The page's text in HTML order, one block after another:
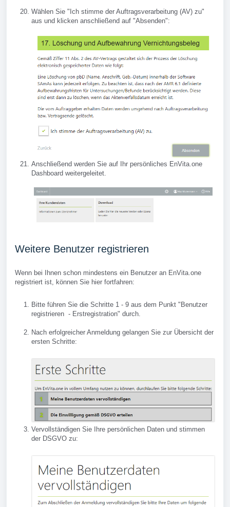
Wählen Sie "Ich stimme der Auftragsverarbeitung (AV) zu"
aus und klicken anschließend auf "Absenden":
Anschließend werden Sie auf Ihr persönliches EnVita.one
Dashboard weitergeleitet.
Weitere Benutzer registrieren
Wenn bei Ihnen schon mindestens ein Benutzer an EnVita.one
registriert ist, können Sie hier fortfahren:
Bitte führen Sie die Schritte 1 - 9 aus dem Punkt "Benutzer
registrieren - Erstregistration" durch.
Nach erfolgreicher Anmeldung gelangen Sie zur Übersicht der
ersten Schritte:
Vervollständigen Sie Ihre persönlichen Daten und stimmen
der DSGVO zu: